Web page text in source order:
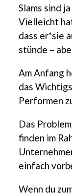
Slams sind
Vielleicht
dass er*sie
stünde –
Am Anfang
das
Performen
Das
finden im
einfach
Wenn du